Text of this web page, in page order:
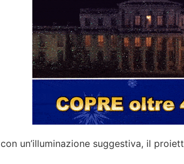
con un’illuminazione suggestiva, il